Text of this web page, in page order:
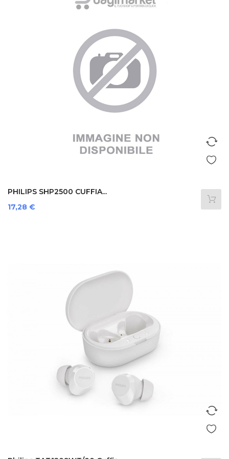
PHILIPS SHP2500 CUFFIA...
Prezzo
17,28 €